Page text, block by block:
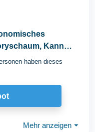
Kann
haben dieses
Mehr anzeigen ⏷